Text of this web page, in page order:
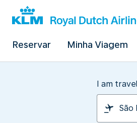
Reservar Minha Viagem
I am